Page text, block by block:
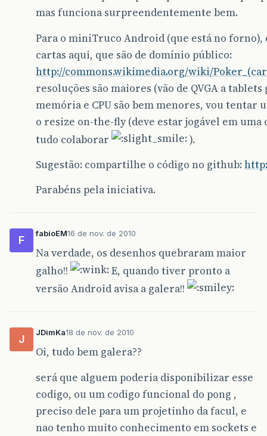
mas funciona surpreendentemente bem.
Para o miniTruco Android (que está no forno),
cartas aqui, que são de domínio público:
http://commons.wikimedia.org/wiki/
resoluções são maiores (vão de QVGA a
memória e CPU são bem menores, vou tentar
o resize on-the-fly (deve estar jogável em uma
tudo colaborar
).
Sugestão: compartilhe o código no github:
Parabéns pela iniciativa.
F
fabioEM16 de nov. de 2010
Na verdade, os desenhos quebraram maior
galho!!
E, quando tiver pronto a
versão Android avisa a galera!!
J
JDimKa18 de nov. de 2010
Oi, tudo bem galera??
será que alguem poderia disponibilizar esse
codigo, ou um codigo funcional do pong ,
preciso dele para um projetinho da facul, e
nao tenho muito conhecimento em sockets e